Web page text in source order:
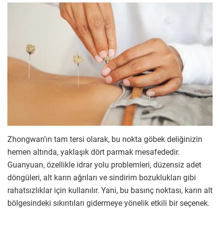
Zhongwan’ın tam tersi olarak, bu nokta göbek deliğinizin
hemen altında, yaklaşık dört parmak mesafededir.
Guanyuan, özellikle idrar yolu problemleri, düzensiz adet
döngüleri, alt karın ağrıları ve sindirim bozuklukları gibi
rahatsızlıklar için kullanılır. Yani, bu basınç noktası, karın alt
bölgesindeki sıkıntıları gidermeye yönelik etkili bir seçenek.